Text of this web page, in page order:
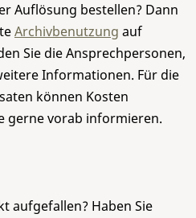
Auflösung bestellen? Dann
Archivbenutzung auf
Sie die Ansprechpersonen,
Informationen. Für die
können Kosten
gerne vorab informieren.
aufgefallen? Haben Sie